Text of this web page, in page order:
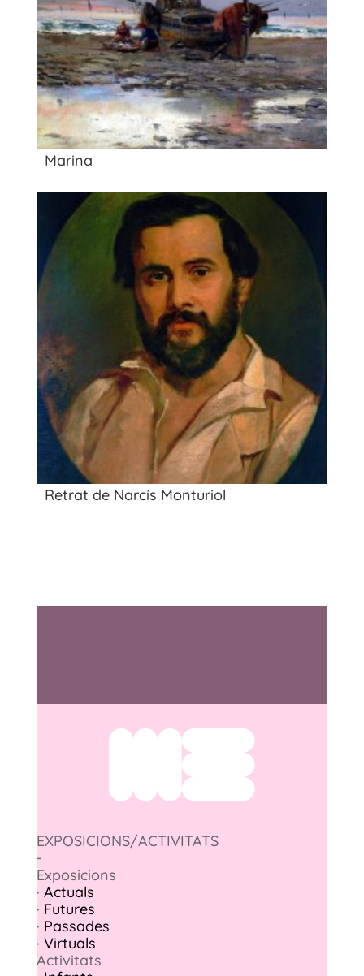
Marina
Retrat de Narcís Monturiol
EXPOSICIONS/ACTIVITATS
-
Exposicions
· Actuals
· Futures
· Passades
· Virtuals
Activitats